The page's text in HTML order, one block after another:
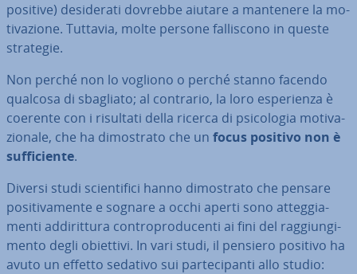
positive) de­si­de­ra­ti dovrebbe aiutare a mantenere la mo­
ti­va­zio­ne. Tuttavia, molte persone fal­li­sco­no in queste
strategie.
Non perché non lo vogliono o perché stanno facendo
qualcosa di sbagliato; al contrario, la loro espe­rien­za è
coerente con i risultati della ricerca di psi­co­lo­gia mo­ti­va­
zio­na­le, che ha di­mo­stra­to che un focus positivo non è
suf­fi­cien­te.
Diversi studi scien­ti­fi­ci hanno di­mo­stra­to che pensare
po­si­ti­va­men­te e sognare a occhi aperti sono at­teg­gia­
men­ti ad­di­rit­tu­ra con­tro­pro­du­cen­ti ai fini del rag­giun­gi­
men­to degli obiettivi. In vari studi, il pensiero positivo ha
avuto un effetto sedativo sui par­te­ci­pan­ti allo studio: